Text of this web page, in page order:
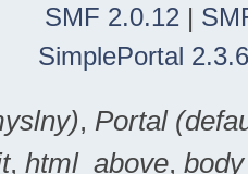
SMF 2.0.12 |
SimplePortal
, Portal
, html_above,